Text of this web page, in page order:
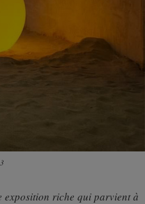
exposition riche qui parvient à